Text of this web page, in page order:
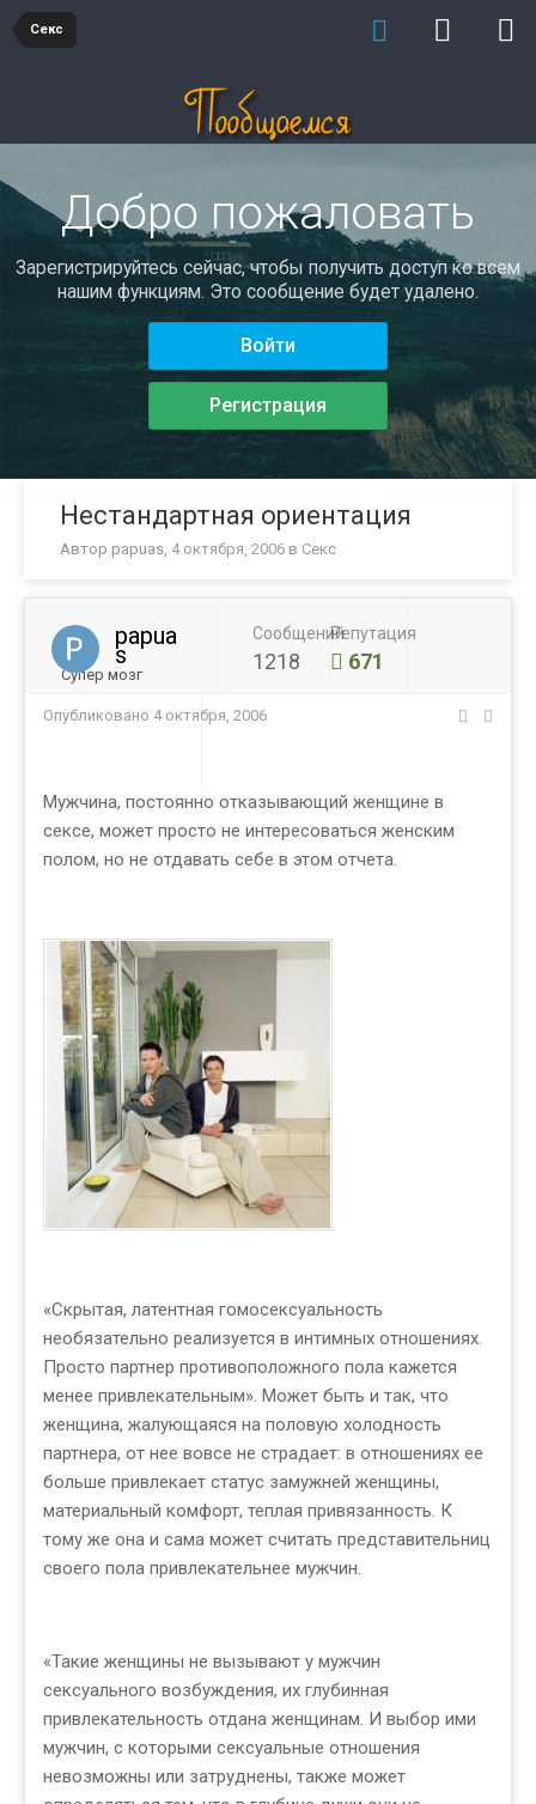
Секс
Добро пожаловать
Зарегистрируйтесь сейчас, чтобы получить доступ ко всем
нашим функциям. Это сообщение будет удалено.
Войти
Регистрация
Нестандартная ориентация
Автор papuas, 4 октября, 2006 в Секс
papua
s
Супер мозг
Сообщений
1218
Репутация
671
Опубликовано 4 октября, 2006
Мужчина, постоянно отказывающий женщине в
сексе, может просто не интересоваться женским
полом, но не отдавать себе в этом отчета.
«Скрытая, латентная гомосексуальность
необязательно реализуется в интимных отношениях.
Просто партнер противоположного пола кажется
менее привлекательным». Может быть и так, что
женщина, жалующаяся на половую холодность
партнера, от нее вовсе не страдает: в отношениях ее
больше привлекает статус замужней женщины,
материальный комфорт, теплая привязанность. К
тому же она и сама может считать представительниц
своего пола привлекательнее мужчин.
«Такие женщины не вызывают у мужчин
сексуального возбуждения, их глубинная
привлекательность отдана женщинам. И выбор ими
мужчин, с которыми сексуальные отношения
невозможны или затруднены, также может